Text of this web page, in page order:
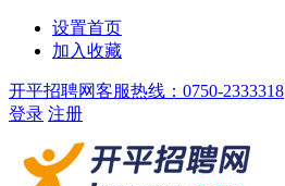
设置首页
加入收藏
开平招聘网客服热线：0750-2333318
登录 注册